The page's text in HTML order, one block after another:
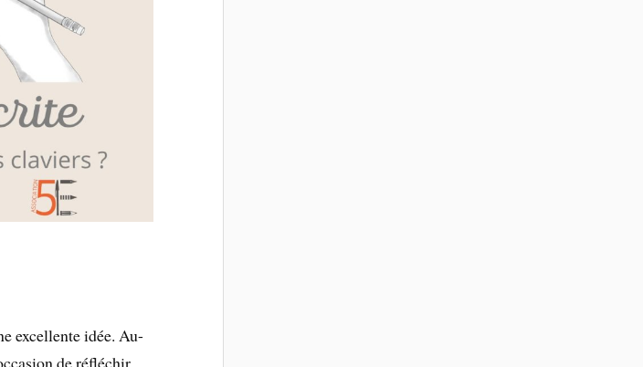
excellente idée. Au-